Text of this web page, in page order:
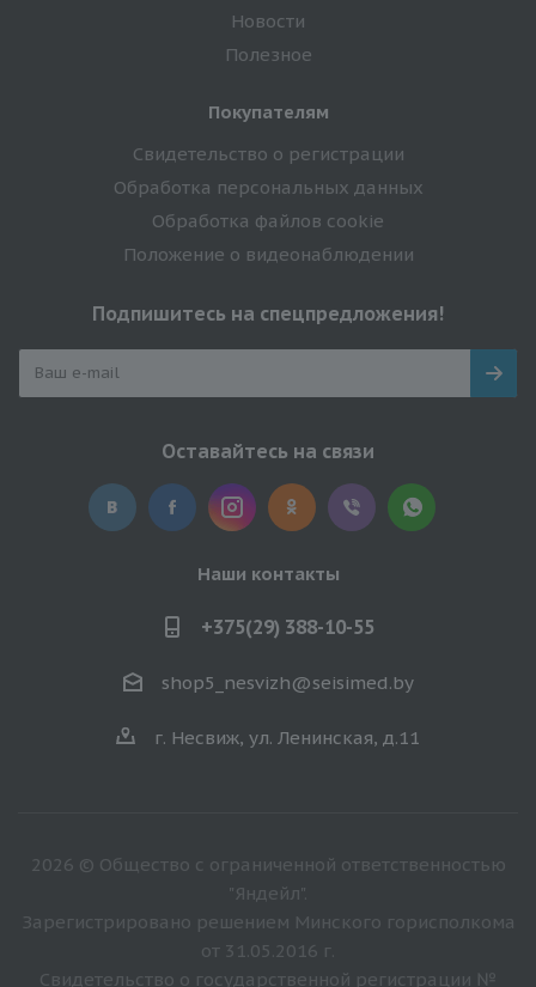
Новости
Полезное
Покупателям
Свидетельство о регистрации
Обработка персональных данных
Обработка файлов cookie
Положение о видеонаблюдении
Подпишитесь на спецпредложения!
Оставайтесь на связи
Наши контакты
+375(29) 388-10-55
shop5_nesvizh@seisimed.by
г. Несвиж, ул. Ленинская, д.11
2026 © Общество с ограниченной ответственностью
"Яндейл".
Зарегистрировано решением Минского горисполкома
от 31.05.2016 г.
Свидетельство о государственной регистрации №